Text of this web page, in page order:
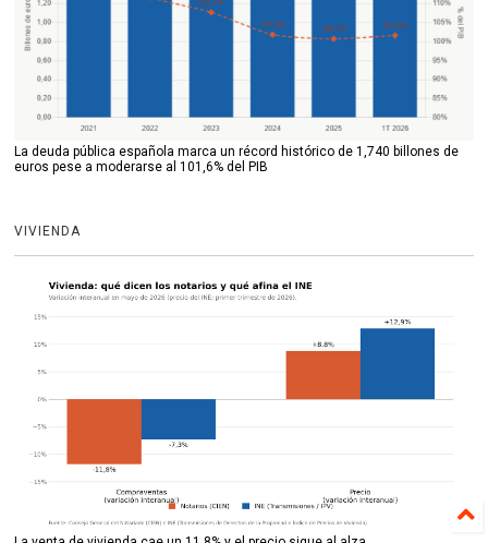
La deuda pública española marca un récord histórico de 1,740 billones de
euros pese a moderarse al 101,6% del PIB
VIVIENDA